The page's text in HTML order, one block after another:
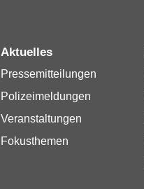
Aktuelles
Pressemitteilungen
Polizeimeldungen
Veranstaltungen
Fokusthemen